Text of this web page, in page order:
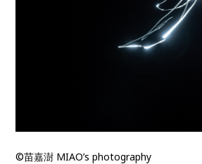
©苗嘉澍 MIAO’s photography